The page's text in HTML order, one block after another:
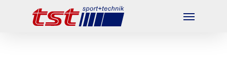
Menu